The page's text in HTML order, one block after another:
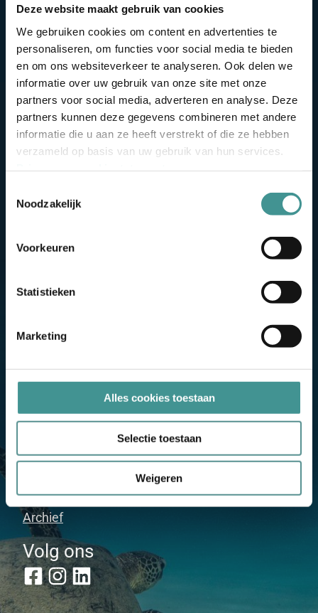
Deze website maakt gebruik van cookies
We gebruiken cookies om content en advertenties te
personaliseren, om functies voor social media te bieden
en om ons websiteverkeer te analyseren. Ook delen we
informatie over uw gebruik van onze site met onze
partners voor social media, adverteren en analyse. Deze
partners kunnen deze gegevens combineren met andere
informatie die u aan ze heeft verstrekt of die ze hebben
verzameld op basis van uw gebruik van hun services.
Noodzakelijk
Voorkeuren
Statistieken
Marketing
Alles cookies toestaan
Selectie toestaan
Weigeren
Neem contact op
Verlengde Poolseweg 16
Telefoon
Meer informatie
Veelgestelde vragen
Direct een offerte ontvangen
Archief
Volg ons